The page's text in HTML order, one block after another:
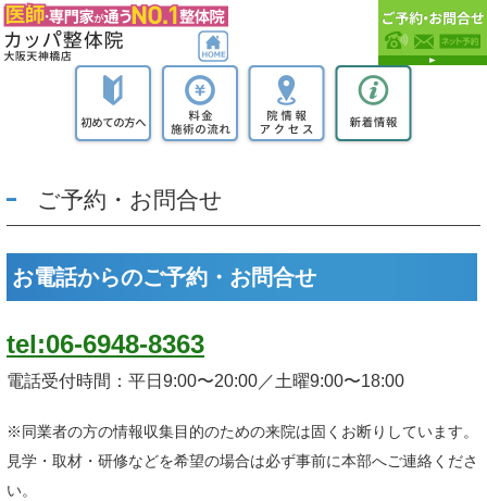
ご予約・お問合せ
お電話からのご予約・お問合せ
tel:06-6948-8363
電話受付時間：平日9:00〜20:00／土曜9:00〜18:00
※同業者の方の情報収集目的のための来院は固くお断りしています。
見学・取材・研修などを希望の場合は必ず事前に本部へご連絡くださ
い。